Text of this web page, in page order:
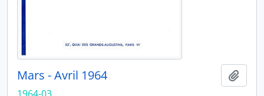
Mars - Avril 1964